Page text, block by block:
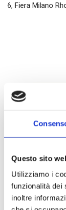
Questo sito
Utilizziamo i
funzionalità dei
inoltre
6, Fiera Milano